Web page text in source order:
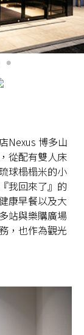
Nexus 博多山
從配有雙人床
球榻榻米的小
我回來了』的
康早餐以及大
站與樂購廣場
，也作為觀光